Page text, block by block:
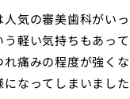
気の審美歯科がい
軽い気持ちもあっ
痛みの程度が強く
なってしまいまし